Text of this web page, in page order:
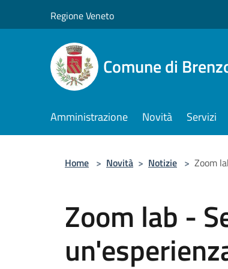
Regione Veneto
Comune di
Amministrazione Novità Servizi
Home > Novità > Notizie > Zoom
Zoom lab -